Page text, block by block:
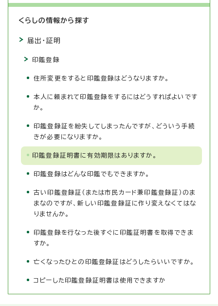
くらしの情報から探す
届出・証明
印鑑登録
住所変更をすると印鑑登録はどうなりますか。
本人に頼まれて印鑑登録をするにはどうすればよいです
か。
印鑑登録証を紛失してしまったんですが、どういう手続
きが必要になりますか。
印鑑登録証明書に有効期限はありますか。
印鑑登録はどんな印鑑でもできますか。
古い印鑑登録証（または市民カード兼印鑑登録証）のま
まなのですが、新しい印鑑登録証に作り変えなくてはな
りませんか。
印鑑登録を行なった後すぐに印鑑証明書を取得できま
すか。
亡くなったひとの印鑑登録証はどうしたらいいですか。
コピーした印鑑登録証明書は使用できますか